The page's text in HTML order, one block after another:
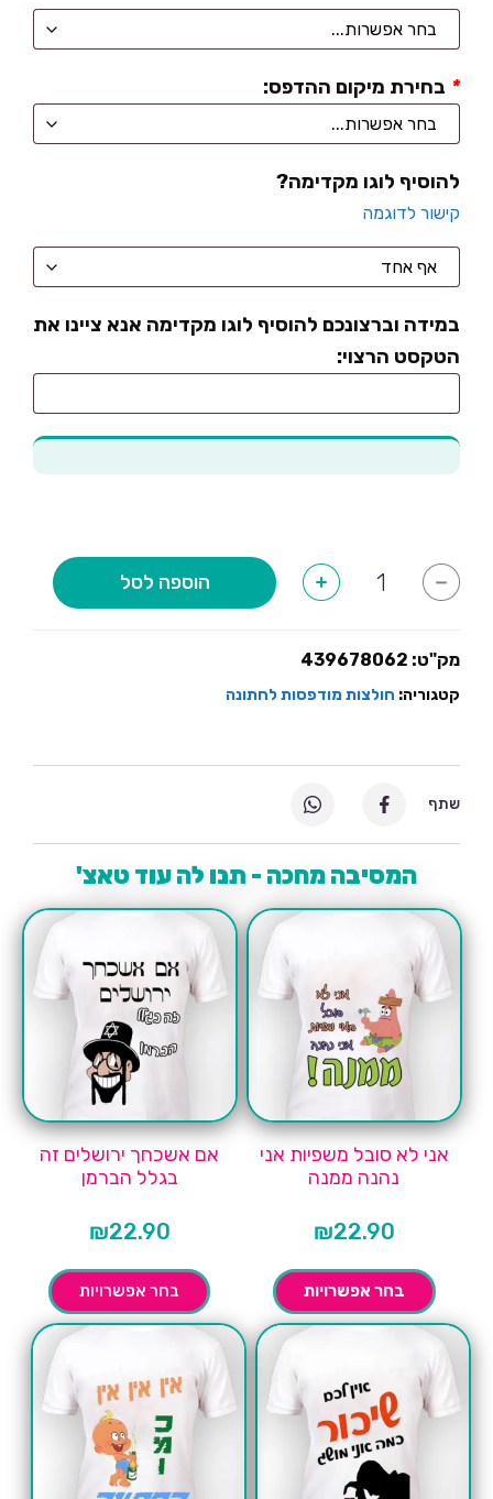
בחירת מיקום ההדפס: *
להוסיף לוגו מקדימה?
קישור לדוגמה
במידה וברצונכם להוסיף לוגו מקדימה אנא ציינו את
הטקסט הרצוי:
-
של
החתן
כאן
+ הוספה לסל
מק"ט: 439678062
קטגוריה: חולצות מודפסות לחתונה
המסיבה מחכה - תנו לה עוד טאצ'
אני לא סובל משפיות אני
נהנה ממנה
₪22.90
בחר אפשרויות
אם אשכחך ירושלים זה
בגלל הברמן
₪22.90
בחר אפשרויות
שתף